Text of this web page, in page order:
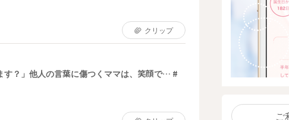
クリップ
す？」他人の言葉に傷つくママは、笑顔で… #
ご